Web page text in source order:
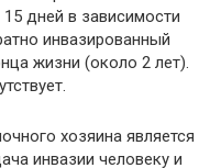
дней в зависимости
инвазированный
жизни (около 2 лет).
хозяина является
инвазии человеку и